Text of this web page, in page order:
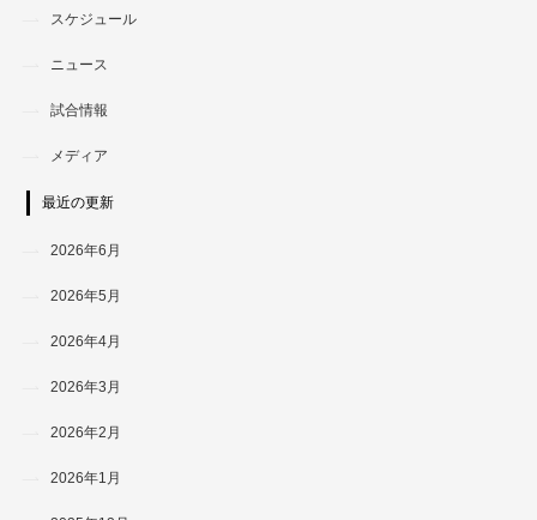
スケジュール
ニュース
試合情報
メディア
最近の更新
2026年6月
2026年5月
2026年4月
2026年3月
2026年2月
2026年1月